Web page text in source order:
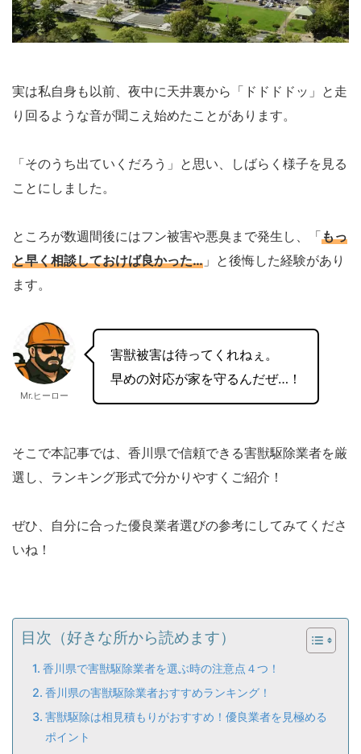
実は私自身も以前、夜中に天井裏から「ドドドドッ」と走
り回るような音が聞こえ始めたことがあります。
「そのうち出ていくだろう」と思い、しばらく様子を見る
ことにしました。
ところが数週間後にはフン被害や悪臭まで発生し、「もっ
と早く相談しておけば良かった… 」と後悔した経験があり
ます。
Mr.ヒーロー
害獣被害は待ってくれねぇ。
早めの対応が家を守るんだぜ…！
そこで本記事では、香川県で信頼できる害獣駆除業者を厳
選し、ランキング形式で分かりやすくご紹介！
ぜひ、自分に合った優良業者選びの参考にしてみてくださ
いね！
目次（好きな所から読めます）
香川県で害獣駆除業者を選ぶ時の注意点４つ！
香川県の害獣駆除業者おすすめランキング！
害獣駆除は相見積もりがおすすめ！優良業者を見極める
ポイント